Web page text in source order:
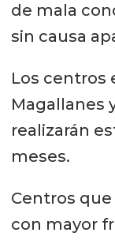
de mala
sin causa
Los centros
Magallanes
realizarán
meses.
Centros
con mayor